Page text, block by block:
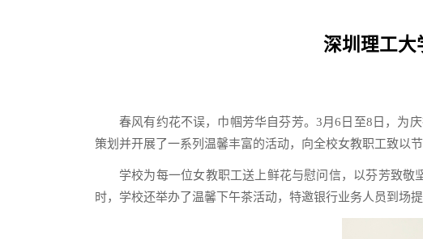
深圳理工大
春风有约花不误，巾帼芳华自芬芳。3月6日至8日，为
策划并开展了一系列温馨丰富的活动，向全校女教职工致以节
学校为每一位女教职工送上鲜花与慰问信，以芬芳致
时，学校还举办了温馨下午茶活动，特邀银行业务人员到场